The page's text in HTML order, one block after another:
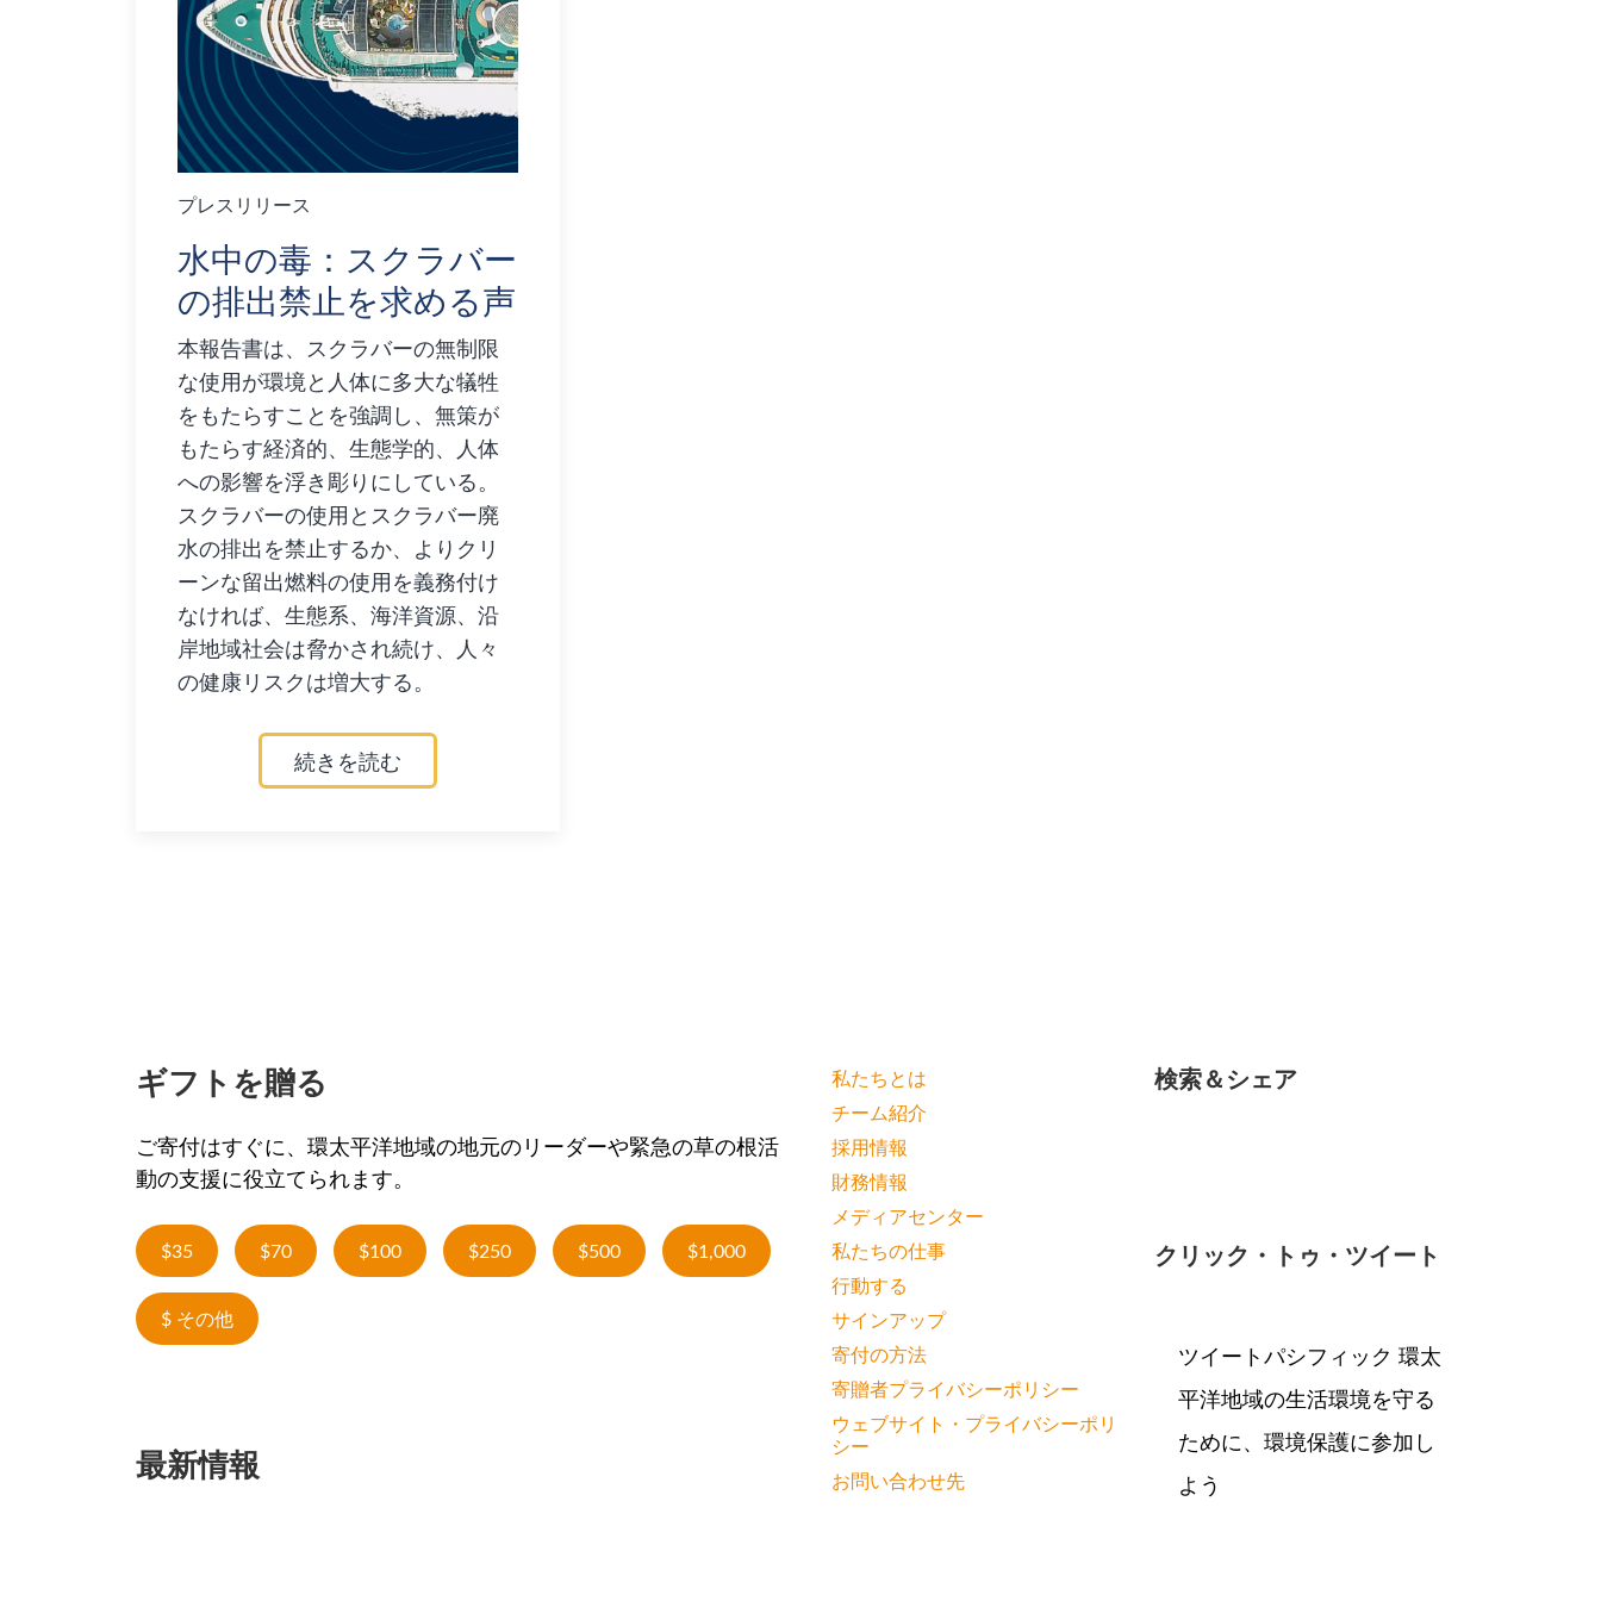
プレスリリース
水中の毒：スクラバー
の排出禁止を求める声
本報告書は、スクラバーの無制限
な使用が環境と人体に多大な犠牲
をもたらすことを強調し、無策が
もたらす経済的、生態学的、人体
への影響を浮き彫りにしている。
スクラバーの使用とスクラバー廃
水の排出を禁止するか、よりクリ
ーンな留出燃料の使用を義務付け
なければ、生態系、海洋資源、沿
岸地域社会は脅かされ続け、人々
の健康リスクは増大する。
続きを読む
ギフトを贈る
ご寄付はすぐに、環太平洋地域の地元のリーダーや緊急の草の根活
動の支援に役立てられます。
$35 $70 $100 $250 $500 $1,000
$ その他
最新情報
私たちとは
チーム紹介
採用情報
財務情報
メディアセンター
私たちの仕事
行動する
サインアップ
寄付の方法
寄贈者プライバシーポリシー
ウェブサイト・プライバシーポリ
シー
お問い合わせ先
検索＆シェア
クリック・トゥ・ツイート
ツイートパシフィック 環太
平洋地域の生活環境を守る
ために、環境保護に参加し
よう